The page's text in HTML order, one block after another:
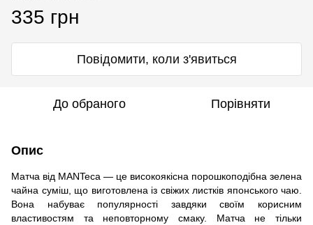
335 грн
Повідомити, коли з'явиться
До обраного Порівняти
Опис
Матча від MANTeca — це високоякісна порошкоподібна зелена
чайна суміш, що виготовлена із свіжих листків японського чаю.
Вона набуває популярності завдяки своїм корисним
властивостям та неповторному смаку. Матча не тільки